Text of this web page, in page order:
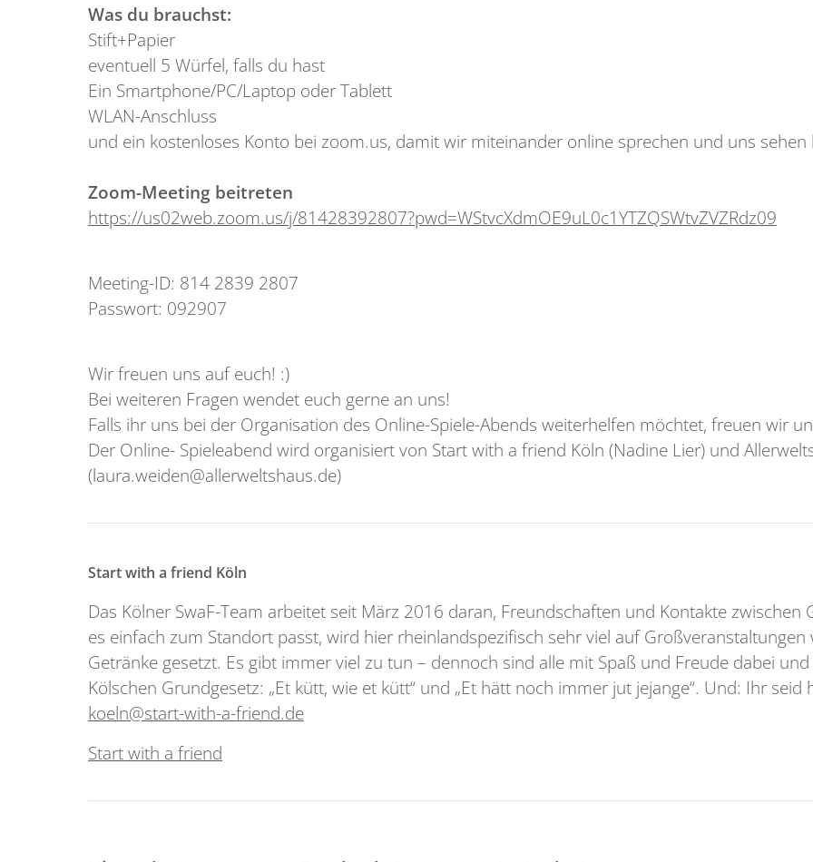
Was du brauchst:
Stift+Papier
eventuell 5 Würfel, falls du hast
Ein Smartphone/PC/Laptop oder Tablett
WLAN-Anschluss
und ein kostenloses Konto bei zoom.us, damit wir miteinander online sprechen und uns sehen
Zoom-Meeting beitreten
https://us02web.zoom.us/j/81428392807?pwd=WStvcXdmOE9uL0c1YTZQSWtvZVZRdz09
Meeting-ID: 814 2839 2807
Passwort: 092907
Wir freuen uns auf euch! :)
Bei weiteren Fragen wendet euch gerne an uns!
Falls ihr uns bei der Organisation des Online-Spiele-Abends weiterhelfen möchtet, freuen wir
Der Online- Spieleabend wird organisiert von Start with a friend Köln (Nadine Lier) und
(laura.weiden@allerweltshaus.de)
Start with a friend Köln
Das Kölner SwaF-Team arbeitet seit März 2016 daran, Freundschaften und Kontakte
es einfach zum Standort passt, wird hier rheinlandspezifisch sehr viel auf
Getränke gesetzt. Es gibt immer viel zu tun – dennoch sind alle mit Spaß und Freude dabei
Kölschen Grundgesetz: „Et kütt, wie et kütt“ und „Et hätt noch immer jut jejange“. Und: Ihr seid
koeln@start-with-a-friend.de
Start with a friend